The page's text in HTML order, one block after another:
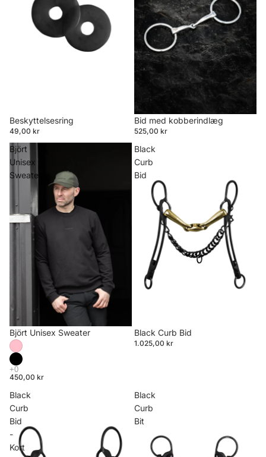
Beskyttelsesring
49,00 kr
Bid med kobberindlæg
525,00 kr
Björt
Unisex
Sweater
Björt Unisex Sweater
450,00 kr
Black
Curb
Bid
Black Curb Bid
1.025,00 kr
Black
Curb
Bid
-
Kort
Black
Curb
Bit